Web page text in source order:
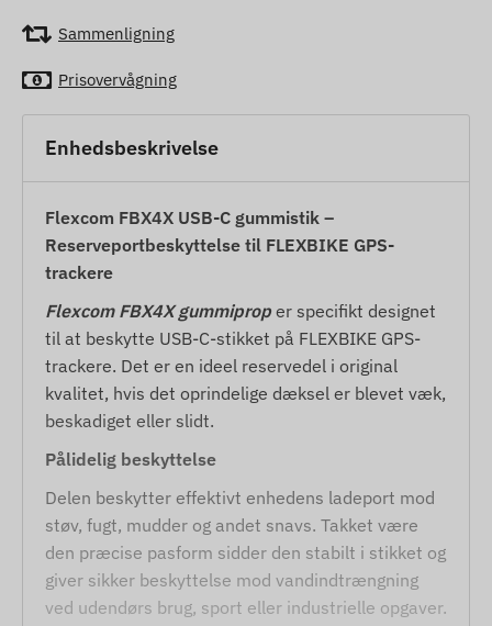
Sammenligning
Prisovervågning
Enhedsbeskrivelse
Flexcom FBX4X USB-C gummistik –
Reserveportbeskyttelse til FLEXBIKE GPS-
trackere
Flexcom FBX4X gummiprop er specifikt designet
til at beskytte USB-C-stikket på FLEXBIKE GPS-
trackere. Det er en ideel reservedel i original
kvalitet, hvis det oprindelige dæksel er blevet væk,
beskadiget eller slidt.
Pålidelig beskyttelse
Delen beskytter effektivt enhedens ladeport mod
støv, fugt, mudder og andet snavs. Takket være
den præcise pasform sidder den stabilt i stikket og
giver sikker beskyttelse mod vandindtrængning
ved udendørs brug, sport eller industrielle opgaver.